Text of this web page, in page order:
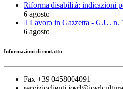
Riforma disabilità: indicazioni
6 agosto
Il Lavoro in Gazzetta - G.U. n.
6 agosto
Informazioni di contatto
Fax +39 0458004091